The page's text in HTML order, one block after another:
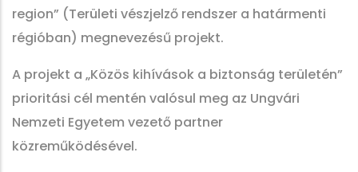
region” (Területi vészjelző rendszer a határmenti
régióban) megnevezésű projekt.
A projekt a „Közös kihívások a biztonság területén”
prioritási cél mentén valósul meg az Ungvári
Nemzeti Egyetem vezető partner
közreműködésével.